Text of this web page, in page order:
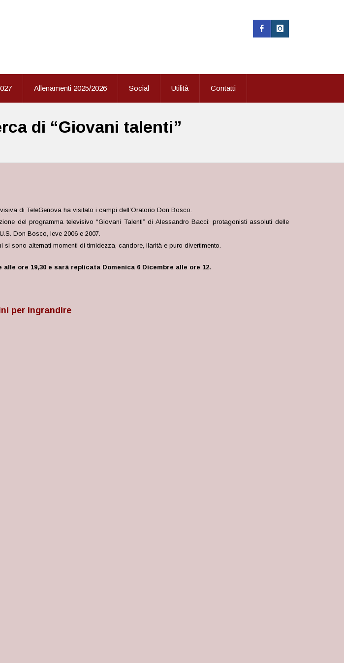
Allenamenti 2025/2026 Social Utilità Contatti
di “Giovani talenti”
di TeleGenova ha visitato i campi dell’Oratorio Don Bosco.
del programma televisivo “Giovani Talenti” di Alessandro Bacci: protagonisti assoluti delle
Don Bosco, leve 2006 e 2007.
si sono alternati momenti di timidezza, candore, ilarità e puro divertimento.
alle ore 19,30 e sarà replicata Domenica 6 Dicembre alle ore 12.
per ingrandire